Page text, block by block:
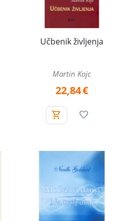
Učbenik življenja
Martin Kojc
22,84€